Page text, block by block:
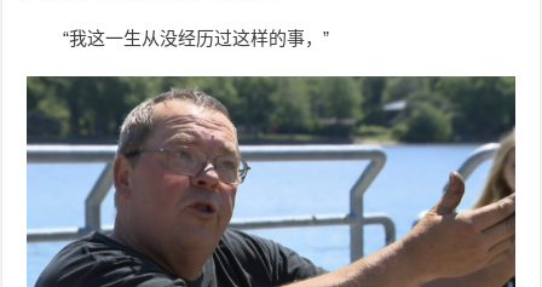
“我这一生从没经历过这样的事，”